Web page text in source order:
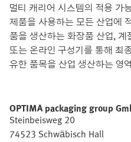
멀티 캐리어 시스템의 적용 가
제품을 사용하는 모든 산업에
품을 생산하는 화장품 산업, 계
또는 온라인 구성기를 통해 최
유한 품목을 산업 생산하는 영
OPTIMA packaging group
Steinbeisweg 20
74523 Schwäbisch Hall